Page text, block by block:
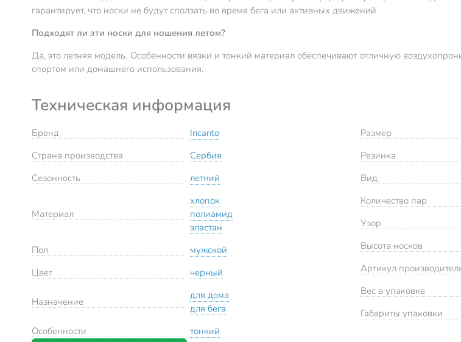
гарантирует, что носки не будут сползать во время бега или активных движений.
Подходят ли эти носки для ношения летом?
Да, это летняя модель. Особенности вязки и тонкий материал обеспечивают отличную
спортом или домашнего использования.
Техническая информация
Бренд
Incanto
Страна производства
Сербия
Сезонность
летний
Материал
хлопок
полиамид
эластан
Пол
мужской
Цвет
черный
Назначение
для дома
для бега
Особенности
тонкий
Размер
Резинка
Вид
Количество пар
Узор
Высота носков
Артикул
Вес в упаковке
Габариты упаковки